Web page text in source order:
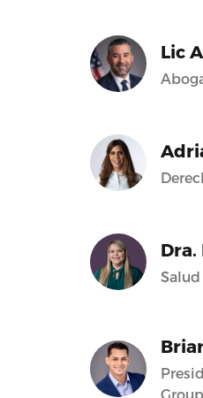
Lic
Dra.
Group